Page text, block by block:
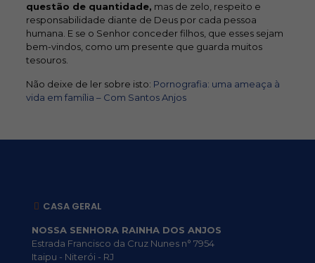
questão de quantidade, mas de zelo, respeito e
responsabilidade diante de Deus por cada pessoa
humana. E se o Senhor conceder filhos, que esses sejam
bem-vindos, como um presente que guarda muitos
tesouros.
Não deixe de ler sobre isto: Pornografia: uma ameaça à
vida em família – Com Santos Anjos
CASA GERAL
NOSSA SENHORA RAINHA DOS ANJOS
Estrada Francisco da Cruz Nunes n° 7954
Itaipu - Niterói - RJ